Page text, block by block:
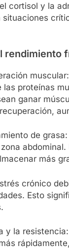
cortisol y la
rendimiento
las proteínas
ganar
de
más
crónico
Esto
y la